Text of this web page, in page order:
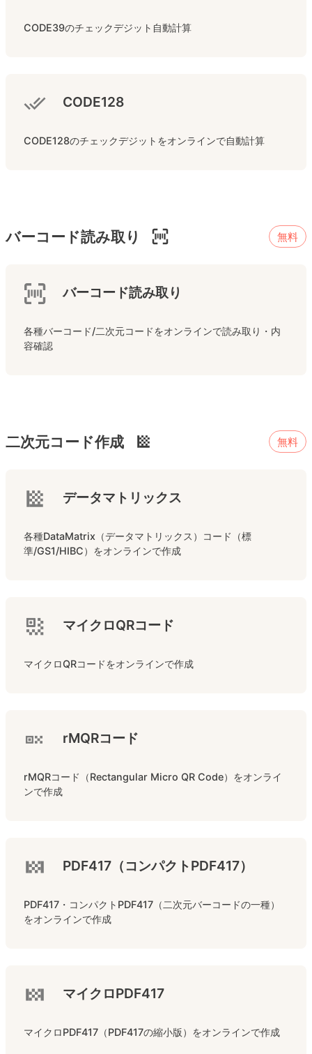
CODE39のチェックデジット自動計算
CODE128
CODE128のチェックデジットをオンラインで自動計算
バーコード読み取り 無料
バーコード読み取り
各種バーコード/二次元コードをオンラインで読み取り・内
容確認
二次元コード作成 無料
データマトリックス
各種DataMatrix（データマトリックス）コード（標
準/GS1/HIBC）をオンラインで作成
マイクロQRコード
マイクロQRコードをオンラインで作成
rMQRコード
rMQRコード（Rectangular Micro QR Code）をオンライ
ンで作成
PDF417（コンパクトPDF417）
PDF417・コンパクトPDF417（二次元バーコードの一種）
をオンラインで作成
マイクロPDF417
マイクロPDF417（PDF417の縮小版）をオンラインで作成